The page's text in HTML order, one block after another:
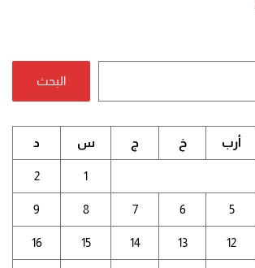
البحث
أرب خ ج س د
1
2
5
6
7
8
9
12
13
14
15
16